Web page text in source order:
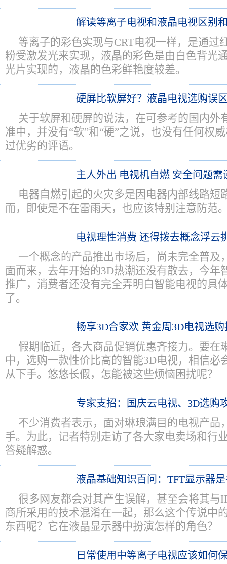
解读等离子电视和液晶电视区别
等离子的彩色实现与CRT电视一样，是通过
粉受激发光来实现，液晶的彩色是由白色背光
光片实现的，液晶的色彩鲜艳度较差。
硬屏比软屏好？液晶电视选购误
关于软屏和硬屏的说法，在可参考的国内外
准中，并没有“软”和“硬”之说，也没有任何权
过优劣的评语。
主人外出 电视机自燃 安全问题需
电器自燃引起的火灾多是因电器内部线路短
而，即使是不在雷雨天，也应该特别注意防范
电视理性消费 还得拨去概念浮云
一个概念的产品推出市场后，尚未完全普及
面而来，去年开始的3D热潮还没有散去，今年
推广，消费者还没有完全弄明白智能电视的具
了。
畅享3D合家欢 黄金周3D电视选购
假期临近，各大商品促销优惠齐接力。要在
中，选购一款性价比高的智能3D电视，相信必
从下手。悠悠长假，怎能被这些烦恼困扰呢？
专家支招：国庆云电视、3D选购
不少消费者表示，面对琳琅满目的电视产品
手。为此，记者特别走访了各大家电卖场和行
答疑解惑。
液晶基础知识百问：TFT显示器
很多网友都会对其产生误解，甚至会将其与
商所采用的技术混淆在一起，那么这个传说中
东西呢？它在液晶显示器中扮演怎样的角色？
日常使用中等离子电视应该如何